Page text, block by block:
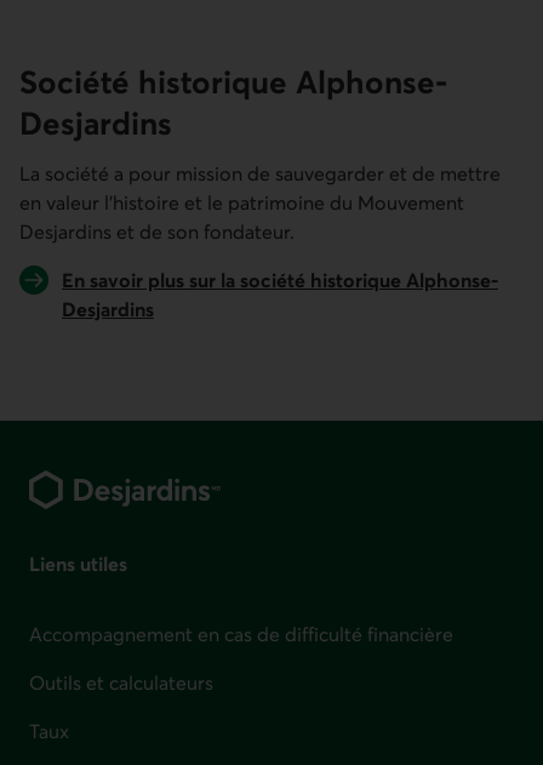
Société historique Alphonse-
Desjardins
La société a pour mission de sauvegarder et de mettre
en valeur l'histoire et le patrimoine du Mouvement
Desjardins et de son fondateur.
En savoir plus sur la société historique Alphonse-
Desjardins
Liens utiles
Accompagnement en cas de difficulté financière
Outils et calculateurs
Taux